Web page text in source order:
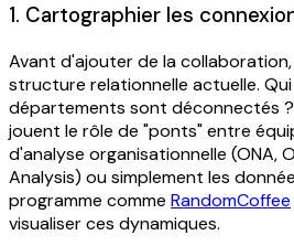
1. Cartographier les
Avant d'ajouter de la
structure relationnelle actuelle.
départements sont déconnectés
jouent le rôle de "ponts" entre
d'analyse organisationnelle (ONA,
Analysis) ou simplement les
programme comme RandomCoffee
visualiser ces dynamiques.